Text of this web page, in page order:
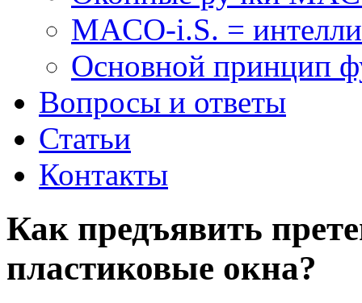
MACO-i.S. =
Основной принцип
Вопросы и ответы
Статьи
Контакты
Как предъявить
пластиковые окна?